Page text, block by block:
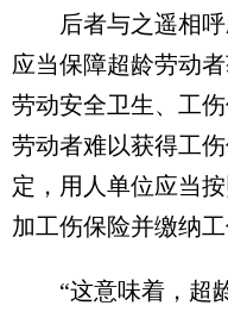
后者与之遥相呼
应当保障超龄劳动
劳动安全卫生、工
劳动者难以获得工
定，用人单位应当
加工伤保险并缴纳工
“这意味着，超龄